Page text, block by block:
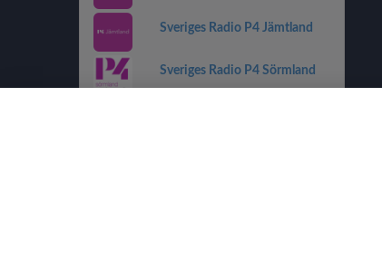
Sveriges Radio P4 Jämtland
Sveriges Radio P4 Sörmland